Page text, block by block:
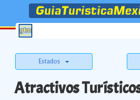
Estados
Atractivos